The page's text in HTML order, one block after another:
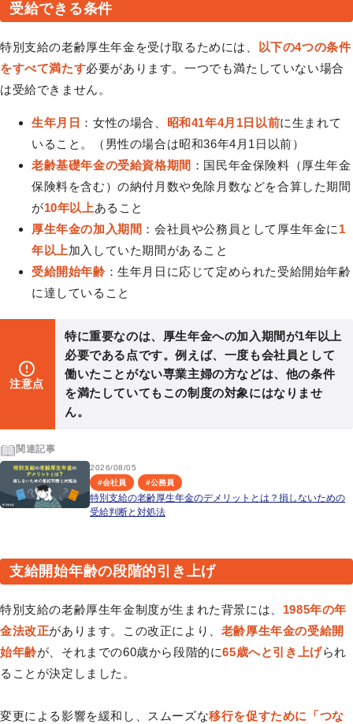
受給できる条件
特別支給の老齢厚生年金を受け取るためには、
以下の4つの条件
をすべて満たす必要があります。一つでも満たしていない場合
は受給できません。
生年月日 ：女性の場合、 昭和41年4月1日以前に生まれて
いること。（男性の場合は昭和36年4月1日以前）
老齢基礎年金の受給資格期間 ：国民年金保険料（厚生年金
保険料を含む）の納付月数や免除月数などを合算した期間
が10年以上あること
厚生年金の加入期間 ：会社員や公務員として厚生年金に 1
年以上加入していた期間があること
受給開始年齢：生年月日に応じて定められた受給開始年齢
に達していること
注意点
特に重要なのは、厚生年金への加入期間が1年以上
必要である点です。例えば、一度も会社員として
働いたことがない専業主婦の方などは、他の条件
を満たしていてもこの制度の対象にはなりませ
ん。
関連記事
2026/08/05
#会社員 #公務員
特別支給の老齢厚生年金のデメリットとは？損しないための
受給判断と対処法
支給開始年齢の段階的引き上げ
特別支給の老齢厚生年金制度が生まれた背景には、 1985年の年
金法改正があります。この改正により、 老齢厚生年金の受給開
始年齢が、それまでの60歳から段階的に65歳へと引き上げられ
ることが決定しました。
変更による影響を緩和し、スムーズな移行を促すために「つな